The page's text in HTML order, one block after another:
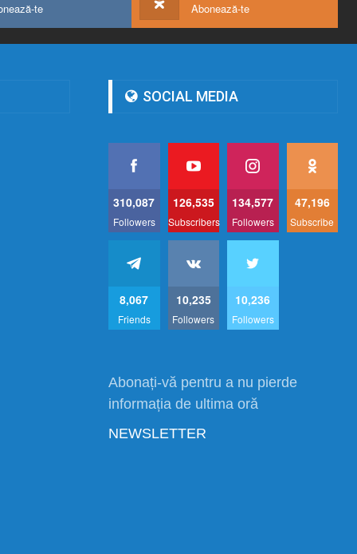
te Abonează-te
SOCIAL MEDIA
310,087
Followers
126,535
Subscribers
134,577
Followers
47,196
Subscribe
8,067
Friends
10,235
Followers
10,236
Followers
Abonați-vă pentru a nu pierde
informația de ultima oră
NEWSLETTER